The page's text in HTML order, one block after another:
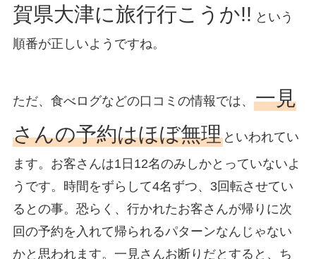
賀県大津に旅行行こうか!! という
順番が正しいようですね。
ただ、食べログなどの口コミの情報では、 一見
さんの予約はほぼ無理といわれてい
ます。お客さんは1日12名のみしかとっていないよ
うです。時間をずらして4名ずつ、3回転させてい
るとの事。恐らく、行かれたお客さんが帰りに次
回の予約を入れて帰られるパターンなんじゃない
かと思われます。一見さんお断りだとすると、ち